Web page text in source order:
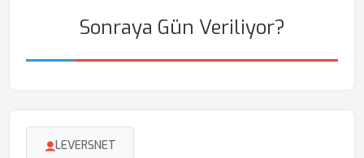
Sonraya Gün Veriliyor?
LEVERSNET